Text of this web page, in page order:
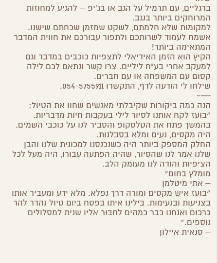
ברגליים, עם תרמיל על הגב או בג'יפ – להגיע למחוזות
המרוחקים ביותר בנגב.
למקומות שלא חלמתם, לשקט שמזמן שכחתם שישנו.
אשמח לעמוד לשרותכם ולתפור עבורכם את חווית המדבר
המתאימה ביותר!
הקיץ הוא הזמן האידיאלי לתצפיות כוכבים במדבר וגם
למעקב אחרי בע"ח ליליים. צרו קשר ונתאם לכם לילה
קסום עם המשפחה או עם חברים.
שילחו לי הודעה לדף, התקשרו 054-5755911.
—-
הנה כמה ביקורות שקיבלתי מאנשים שחוו את הטיול:
״בועז לקח אותנו לסיור לילי בעקבות חיות מדבריות.
בהמשך פתח את הטלסקופ והסביר לנו על כוכבי השמים.
היה מקסים, נעים ומלא בסבלנות.
החלק המספק ביותר היה כשנכנסנו למכונית שלנו והבן
שלנו אמר לנו שהסיור, שהיה הפתעה עבורו, היה מעל לכל
הציפיות והודה לנו מעומק הלב.
מומלץ בחום״
– אתי מיטלמן
״בועז איש מקסים ומורה דרך נפלא. מלא ידע ומעביר אותו
בצניעות ובנעימות. בילינו איתו בפסח ביום טיול נהדר להר
כרכום ואנחנו כבר כמהים לחבור אליו שנית למסלולים
נוספים.״
– סנאית איילון